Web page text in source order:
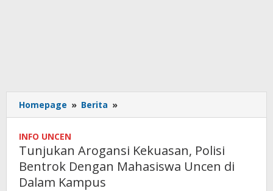
Homepage » Berita »
Arogansi
Bentrok
Dengan
INFO UNCEN
Tunjukan Arogansi Kekuasan, Polisi
Bentrok Dengan Mahasiswa Uncen di
Dalam Kampus